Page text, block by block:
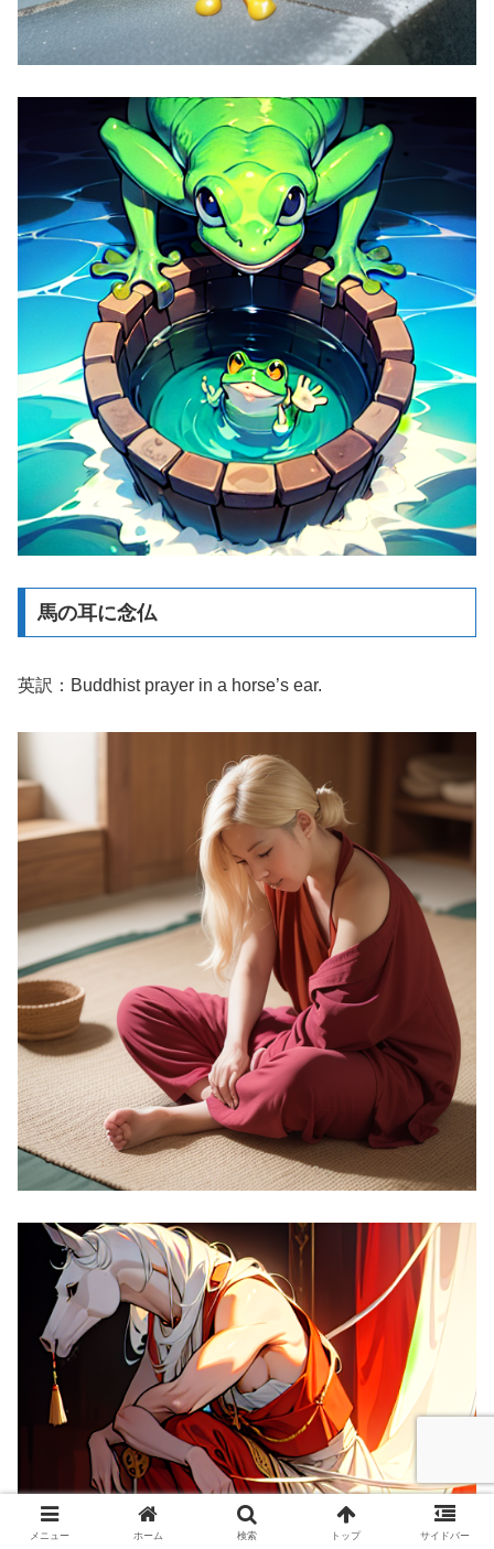
馬の耳に念仏
英訳：Buddhist prayer in a horse’s ear.
メニュー ホーム 検索 トップ サイドバー